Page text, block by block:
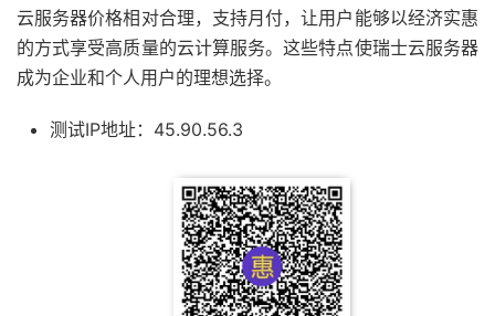
云服务器价格相对合理，支持月付，让用户能够以经济实惠
的方式享受高质量的云计算服务。这些特点使瑞士云服务器
成为企业和个人用户的理想选择。
测试IP地址：45.90.56.3